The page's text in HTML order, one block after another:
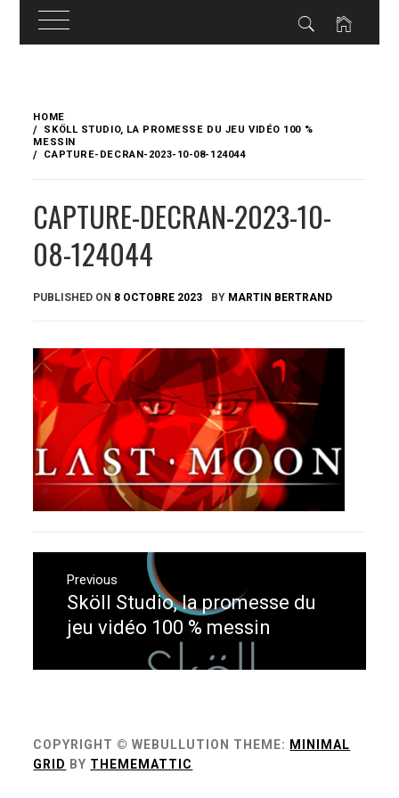
content
HOME
SKÖLL STUDIO, LA PROMESSE DU JEU VIDÉO 100 %
MESSIN
CAPTURE-DECRAN-2023-10-08-124044
CAPTURE-DECRAN-2023-10-
08-124044
PUBLISHED ON 8 OCTOBRE 2023 BY MARTIN BERTRAND
Navigation
l’article
Previous
Previous
post:
Sköll Studio, la promesse du
jeu vidéo 100 % messin
COPYRIGHT © WEBULLUTION THEME: MINIMAL
GRID BY THEMEMATTIC